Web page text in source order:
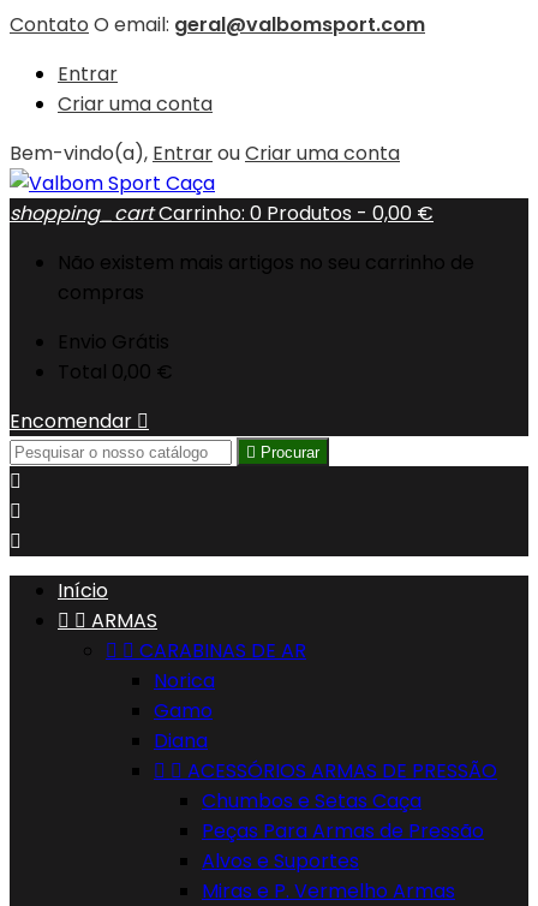
Contato O email: geral@valbomsport.com
Entrar
Criar uma conta
Bem-vindo(a), EntrarouCriar uma conta
shopping_cartCarrinho: 0 Produtos - 0,00 €
Não existem mais artigos no seu carrinho de
compras
Envio Grátis
Total 0,00 €
Encomendar 
 Procurar



Início
  ARMAS
  CARABINAS DE AR
Norica
Gamo
Diana
  ACESSÓRIOS ARMAS DE PRESSÃO
Chumbos e Setas Caça
Peças Para Armas de Pressão
Alvos e Suportes
Miras e P. Vermelho Armas